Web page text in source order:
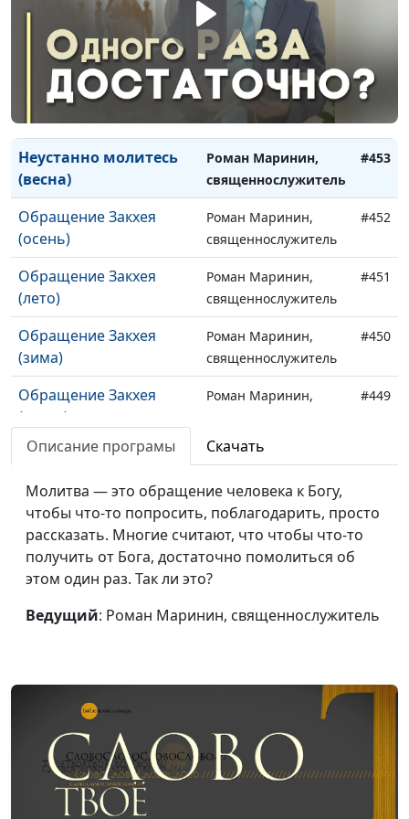
Неустанно молитесь
(лето)
Роман Маринин,
священнослужитель
Неустанно молитесь
(зима)
Роман Маринин,
священнослужитель
#454
Неустанно молитесь
(весна)
Роман Маринин,
священнослужитель
#453
Обращение Закхея
(осень)
Роман Маринин,
священнослужитель
#452
Обращение Закхея
(лето)
Роман Маринин,
священнослужитель
#451
Обращение Закхея
(зима)
Роман Маринин,
священнослужитель
#450
Обращение Закхея
(весна)
Роман Маринин,
#449
Раб богатства (осень)
Роман Маринин,
Раб богатства (лето)
Роман Маринин,
священнослужитель
#447
Раб богатства (зима)
Роман Маринин,
Исцеление слепого
священнослужитель
#444
Исцеление слепого
(лето)
Роман Маринин,
священнослужитель
Исцеление слепого
#442
Описание програмы Скачать
Молитва — это обращение человека к Богу,
чтобы что-то попросить, поблагодарить, просто
рассказать. Многие считают, что чтобы что-то
получить от Бога, достаточно помолиться об
этом один раз. Так ли это?
Ведущий: Роман Маринин, священнослужитель